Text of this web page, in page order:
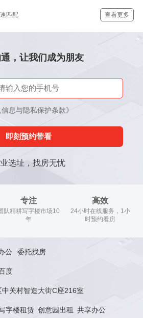
匹配 查看更多
，让我们成为朋友
息与隐私保护条款》
即刻预约带看
选址，找房无忧
专注
队精耕写字楼市场10
年
高效
24小时在线服务，1小
时预约看房
公 委托找房
度
关村智造大街C座216室
字楼租赁 创意园出租 共享办公